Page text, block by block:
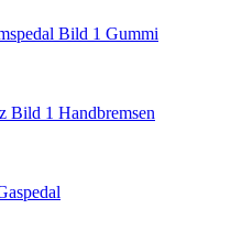
Gummi
Handbremsen